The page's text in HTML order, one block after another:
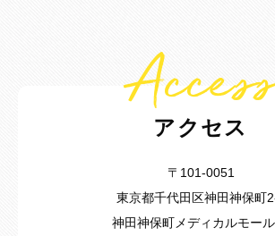
アクセス
〒101-0051
東京都千代田区神田神保町
神田神保町メディカルモー